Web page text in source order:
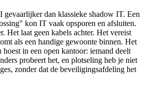
gevaarlijker dan klassieke shadow IT. Een
kon IT vaak opsporen en afsluiten.
Het laat geen kabels achter. Het vereist
als een handige gewoonte binnen. Het
hoest in een open kantoor: iemand deelt
probeert het, en plotseling heb je niet
zonder dat de beveiligingsafdeling het